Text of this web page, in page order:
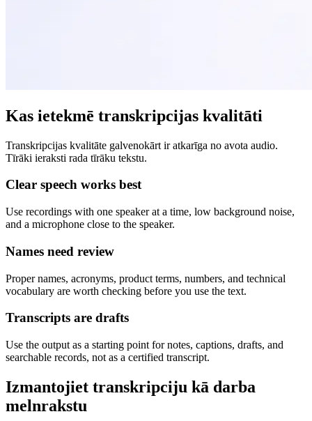
Kas ietekmē transkripcijas kvalitāti
Transkripcijas kvalitāte galvenokārt ir atkarīga no avota audio.
Tīrāki ieraksti rada tīrāku tekstu.
Clear speech works best
Use recordings with one speaker at a time, low background noise,
and a microphone close to the speaker.
Names need review
Proper names, acronyms, product terms, numbers, and technical
vocabulary are worth checking before you use the text.
Transcripts are drafts
Use the output as a starting point for notes, captions, drafts, and
searchable records, not as a certified transcript.
Izmantojiet transkripciju kā darba
melnrakstu